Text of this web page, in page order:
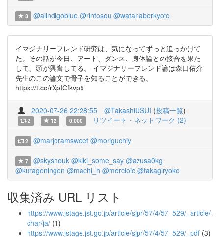
3 @aiindigoblue @rintosou @watanaberkyoto
イマジナリーフレンド研究は、気になってずっと追っかけて
た。その話が今日、アート、ダンス、身体論との接合を果た
して、頭が興奮してる。 イマジナリーフレンド論は森口佑介
先生のこの論文で骨子を知ることができる。
https://t.co/rXpICfkvp5
2020-07-26 22:28:55 @TakashiUSUI (投稿一覧)
2 12 0.000 リツイート・ネットワーク (2)
2 @marjoramsweet @moriguchiy
7 @skyshouk @kiki_some_say @azusa0kg
@kurageningen @machi_h @mercioic @takagiryoko
収集済み URL リスト
https://www.jstage.jst.go.jp/article/sjpr/57/4/57_529/_article/-
char/ja/ (1)
https://www.jstage.jst.go.jp/article/sjpr/57/4/57_529/_pdf (3)